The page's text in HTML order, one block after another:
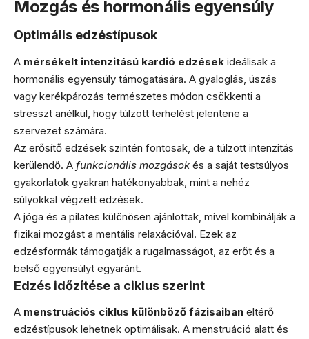
Mozgás és hormonális egyensúly
Optimális edzéstípusok
A mérsékelt intenzitású kardió edzések ideálisak a
hormonális egyensúly támogatására. A gyaloglás, úszás
vagy kerékpározás természetes módon csökkenti a
stresszt anélkül, hogy túlzott terhelést jelentene a
szervezet számára.
Az erősítő edzések szintén fontosak, de a túlzott intenzitás
kerülendő. A funkcionális mozgások és a saját testsúlyos
gyakorlatok gyakran hatékonyabbak, mint a nehéz
súlyokkal végzett edzések.
A jóga és a pilates különösen ajánlottak, mivel kombinálják a
fizikai mozgást a mentális relaxációval. Ezek az
edzésformák támogatják a rugalmasságot, az erőt és a
belső egyensúlyt egyaránt.
Edzés időzítése a ciklus szerint
A menstruációs ciklus különböző fázisaiban eltérő
edzéstípusok lehetnek optimálisak. A menstruáció alatt és